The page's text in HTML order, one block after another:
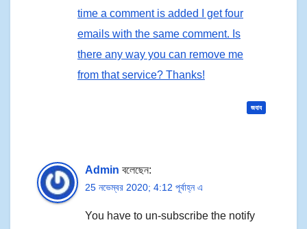
time a comment is added I get four
emails with the same comment. Is
there any way you can remove me
from that service? Thanks!
জবাব
Admin বলেছেন:
25 নভেম্বর 2020; 4:12 পূর্বাহ্ন এ
You have to un-subscribe the notify